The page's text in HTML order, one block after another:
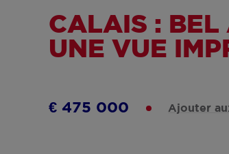
CALAIS : BEL
UNE VUE
€ 475 000 Ajouter